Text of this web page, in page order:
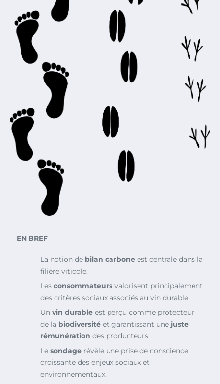
EN BREF
La notion de bilan carbone est centrale dans la
filière viticole.
Les consommateurs valorisent principalement
des critères sociaux associés au vin durable.
Un vin durable est perçu comme protecteur
de la biodiversité et garantissant une juste
rémunération des producteurs.
Le sondage révèle une prise de conscience
croissante des enjeux sociaux et
environnementaux.